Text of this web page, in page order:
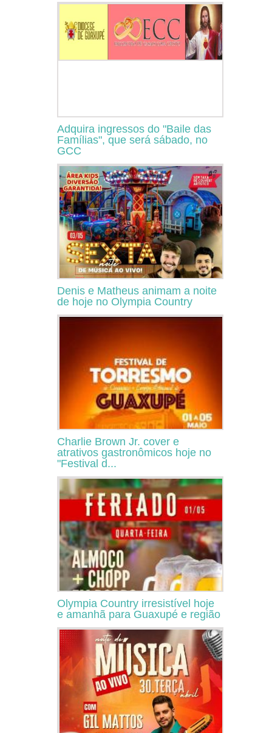
Adquira ingressos do "Baile das
Famílias", que será sábado, no
GCC
Denis e Matheus animam a noite
de hoje no Olympia Country
Charlie Brown Jr. cover e
atrativos gastronômicos hoje no
"Festival d...
Olympia Country irresistível hoje
e amanhã para Guaxupé e região